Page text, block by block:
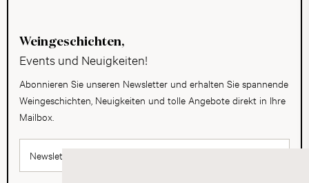
Weingeschichten,
Events und Neuigkeiten!
Abonnieren Sie unseren Newsletter und erhalten Sie spannende
Weingeschichten, Neuigkeiten und tolle Angebote direkt in Ihre
Mailbox.
Newsletter abonnieren